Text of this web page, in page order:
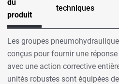
du
produit
techniques
Les groupes
conçus pour fournir une
avec une action corrective
unités robustes sont équipées